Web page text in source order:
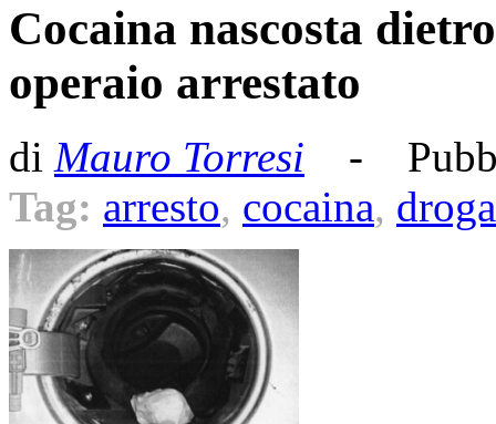
Cocaina nascosta
operaio arrestato
di Mauro Torresi -
Tag: arresto, cocaina, droga